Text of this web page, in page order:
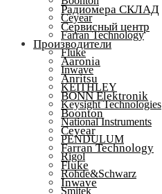
Ceyear
Farran Technology
Fluke
Inwave
KEITHLEY
Keysight Technologies
National Instruments
PENDULUM
Rigol
Rohde&Schwarz
Smitek
Радиомера СКЛАД
Сервисный центр
Производители
Aaronia
Anritsu
BONN Elektronik
Boonton
Ceyear
Farran Technology
Fluke
Inwave